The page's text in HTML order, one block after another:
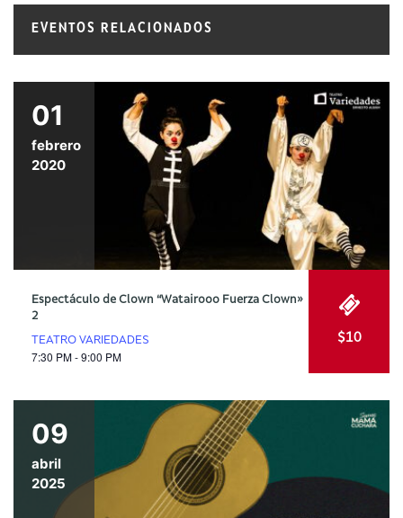
EVENTOS RELACIONADOS
01
febrero
2020
Espectáculo de Clown “Watairooo Fuerza Clown»
2
TEATRO VARIEDADES
7:30 PM - 9:00 PM
$10
09
abril
2025